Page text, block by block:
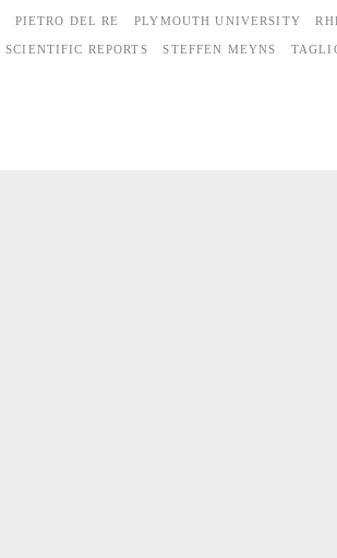
PIETRO DEL RE PLYMOUTH UNIVERSITY
SCIENTIFIC REPORTS STEFFEN MEYNS